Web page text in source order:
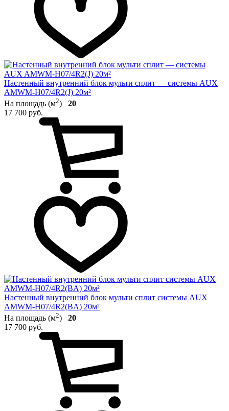
Настенный внутренний блок мульти сплит — системы AUX
AMWM-H07/4R2(J) 20м²
На площадь (м2) 20
17 700 руб.
Настенный внутренний блок мульти сплит системы AUX
AMWM-H07/4R2(BA) 20м²
На площадь (м2) 20
17 700 руб.